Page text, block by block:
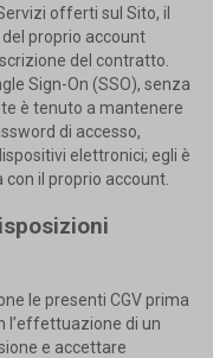
offerti sul Sito, il
proprio account
del contratto.
Sign-On (SSO), senza
è tenuto a mantenere
di accesso,
elettronici; egli è
il proprio account.
le presenti CGV prima
l’effettuazione di un
e accettare